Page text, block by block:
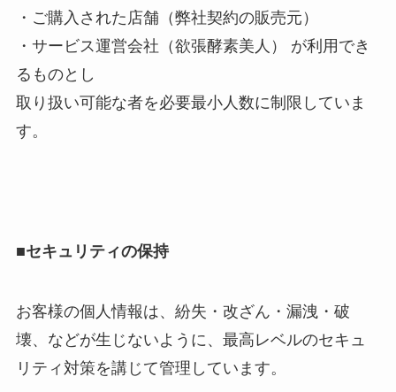
・ご購入された店舗（弊社契約の販売元）
・サービス運営会社（欲張酵素美人） が利用でき
るものとし
取り扱い可能な者を必要最小人数に制限していま
す。
■セキュリティの保持
お客様の個人情報は、紛失・改ざん・漏洩・破
壊、などが生じないように、最高レベルのセキュ
リティ対策を講じて管理しています。